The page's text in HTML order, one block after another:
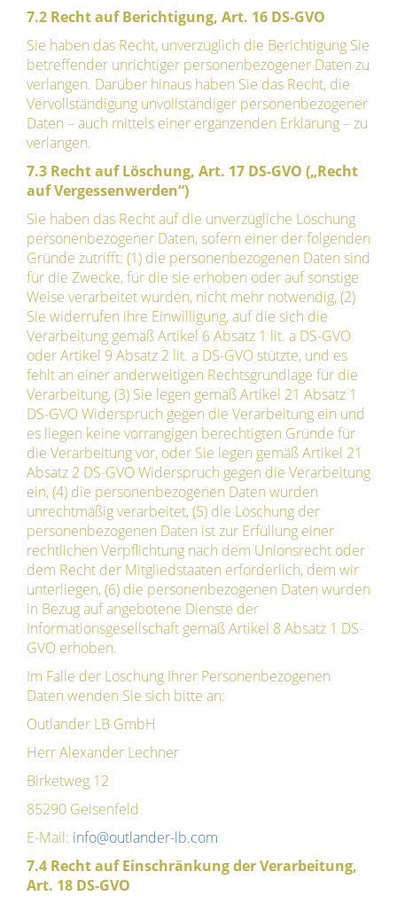
7.2 Recht auf Berichtigung, Art. 16 DS-GVO
Sie haben das Recht, unverzüglich die Berichtigung Sie
betreffender unrichtiger personenbezogener Daten zu
verlangen. Darüber hinaus haben Sie das Recht, die
Vervollständigung unvollständiger personenbezogener
Daten – auch mittels einer ergänzenden Erklärung – zu
verlangen.
7.3 Recht auf Löschung, Art. 17 DS-GVO („Recht
auf Vergessenwerden“)
Sie haben das Recht auf die unverzügliche Löschung
personenbezogener Daten, sofern einer der folgenden
Gründe zutrifft: (1) die personenbezogenen Daten sind
für die Zwecke, für die sie erhoben oder auf sonstige
Weise verarbeitet wurden, nicht mehr notwendig, (2)
Sie widerrufen ihre Einwilligung, auf die sich die
Verarbeitung gemäß Artikel 6 Absatz 1 lit. a DS-GVO
oder Artikel 9 Absatz 2 lit. a DS-GVO stützte, und es
fehlt an einer anderweitigen Rechtsgrundlage für die
Verarbeitung, (3) Sie legen gemäß Artikel 21 Absatz 1
DS-GVO Widerspruch gegen die Verarbeitung ein und
es liegen keine vorrangigen berechtigten Gründe für
die Verarbeitung vor, oder Sie legen gemäß Artikel 21
Absatz 2 DS-GVO Widerspruch gegen die Verarbeitung
ein, (4) die personenbezogenen Daten wurden
unrechtmäßig verarbeitet, (5) die Löschung der
personenbezogenen Daten ist zur Erfüllung einer
rechtlichen Verpflichtung nach dem Unionsrecht oder
dem Recht der Mitgliedstaaten erforderlich, dem wir
unterliegen, (6) die personenbezogenen Daten wurden
in Bezug auf angebotene Dienste der
Informationsgesellschaft gemäß Artikel 8 Absatz 1 DS-
GVO erhoben.
Im Falle der Löschung Ihrer Personenbezogenen
Daten wenden Sie sich bitte an:
Outlander LB GmbH
Herr Alexander Lechner
Birketweg 12
85290 Geisenfeld
E-Mail: info@outlander-lb.com
7.4 Recht auf Einschränkung der Verarbeitung,
Art. 18 DS-GVO